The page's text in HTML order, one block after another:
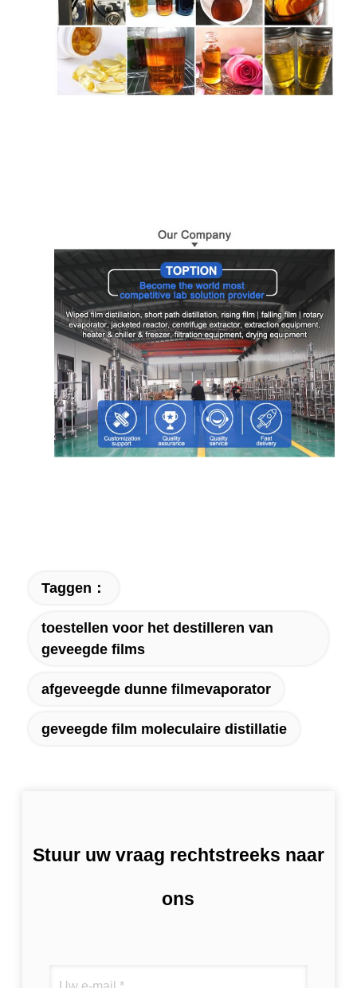
Taggen：
toestellen voor het destilleren van
geveegde films
afgeveegde dunne filmevaporator
geveegde film moleculaire distillatie
Stuur uw vraag rechtstreeks naar
ons